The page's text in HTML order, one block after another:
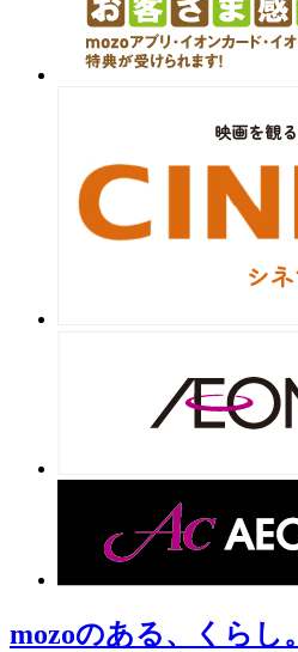
mozoのある、くらし。